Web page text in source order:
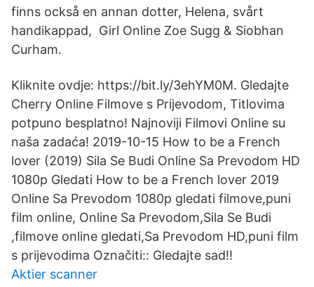
finns också en annan dotter, Helena, svårt
handikappad, Girl Online Zoe Sugg & Siobhan
Curham.
Kliknite ovdje: https://bit.ly/3ehYM0M. Gledajte
Cherry Online Filmove s Prijevodom, Titlovima
potpuno besplatno! Najnoviji Filmovi Online su
naša zadaća! 2019-10-15 How to be a French
lover (2019) Sila Se Budi Online Sa Prevodom HD
1080p Gledati How to be a French lover 2019
Online Sa Prevodom 1080p gledati filmove,puni
film online, Online Sa Prevodom,Sila Se Budi
,filmove online gledati,Sa Prevodom HD,puni film
s prijevodima Označiti:: Gledajte sad!!
Aktier scanner